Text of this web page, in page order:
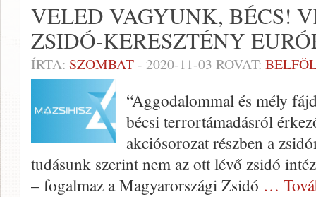
VELED VAGYUNK, BÉCS!
ZSIDÓ-KERESZTÉNY
ÍRTA: SZOMBAT- 2020-11-03 ROVAT:
“Aggodalommal és mély
bécsi terrortámadásról
akciósorozat részben a
tudásunk szerint nem az ott lévő zsidó
– fogalmaz a Magyarországi Zsidó …